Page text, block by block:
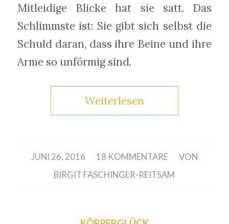
Mitleidige Blicke hat sie satt. Das
Schlimmste ist: Sie gibt sich selbst die
Schuld daran, dass ihre Beine und ihre
Arme so unförmig sind.
Weiterlesen
JUNI 26, 2016
/ 18 KOMMENTARE
/
VON
BIRGIT FASCHINGER-REITSAM